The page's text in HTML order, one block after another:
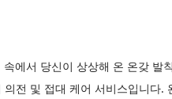
에서 당신이 상상해 온 온갖 발
전 및 접대 케어 서비스입니다.